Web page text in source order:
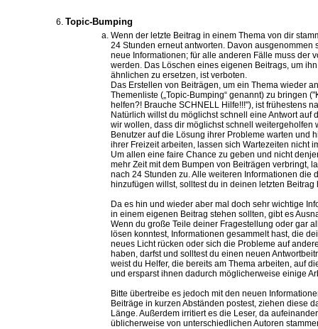
Topic-Bumping
Wenn der letzte Beitrag in einem Thema von dir
24 Stunden erneut antworten. Davon ausgenommen
neue Informationen; für alle anderen Fälle muss der
werden. Das Löschen eines eigenen Beitrags, um
ähnlichen zu ersetzen, ist verboten.
Das Erstellen von Beiträgen, um ein Thema wieder
Themenliste („Topic-Bumping“ genannt) zu bringen
helfen?! Brauche SCHNELL Hilfe!!!"), ist frühestens
Natürlich willst du möglichst schnell eine Antwort auf
wir wollen, dass dir möglichst schnell weitergeholfen
Benutzer auf die Lösung ihrer Probleme warten und
ihrer Freizeit arbeiten, lassen sich Wartezeiten nicht
Um allen eine faire Chance zu geben und nicht
mehr Zeit mit dem Bumpen von Beiträgen verbringt,
nach 24 Stunden zu. Alle weiteren Informationen die
hinzufügen willst, solltest du in deinen letzten
Da es hin und wieder aber mal doch sehr wichtige
in einem eigenen Beitrag stehen sollten, gibt es
Wenn du große Teile deiner Fragestellung oder gar
lösen konntest, Informationen gesammelt hast, die
neues Licht rücken oder sich die Probleme auf
haben, darfst und solltest du einen neuen
weist du Helfer, die bereits am Thema arbeiten, auf
und ersparst ihnen dadurch möglicherweise einige
Bitte übertreibe es jedoch mit den neuen
Beiträge in kurzen Abständen postest, ziehen diese
Länge. Außerdem irritiert es die Leser, da
üblicherweise von unterschiedlichen Autoren